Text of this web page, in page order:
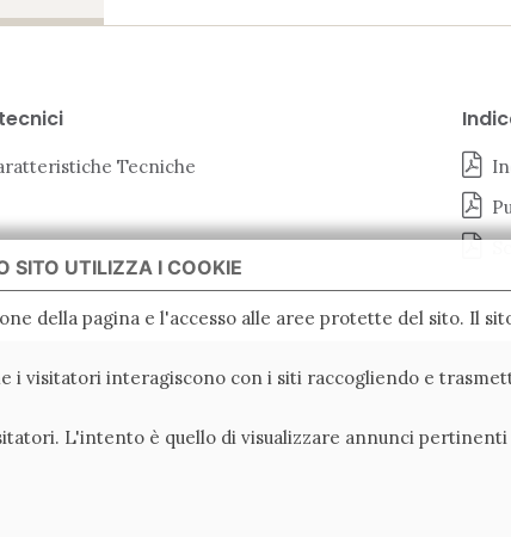
Tecniche
SITO UTILIZZA I COOKIE
della pagina e l'accesso alle aree protette del sito. Il
i visitatori interagiscono con i siti raccogliendo e
L'intento è quello di visualizzare annunci